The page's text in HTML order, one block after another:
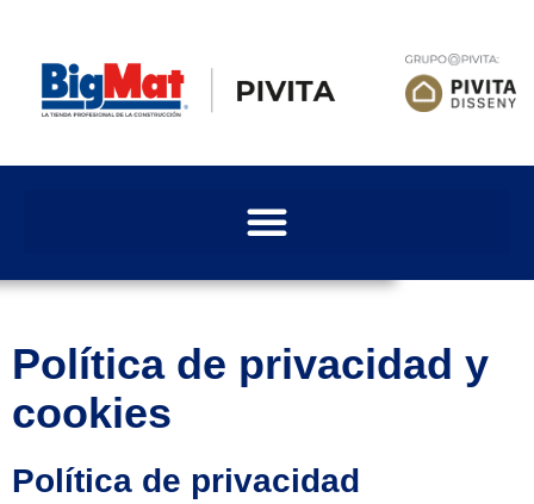
Política de privacidad y
cookies
Política de privacidad